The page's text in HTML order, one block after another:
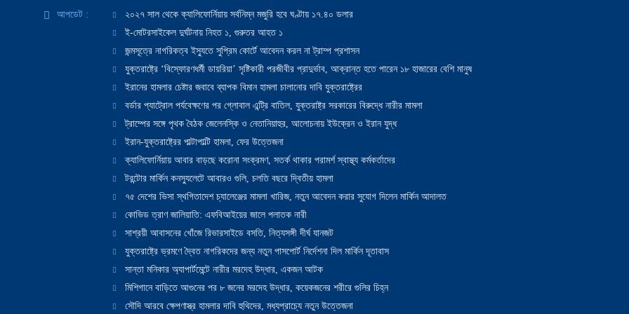
আপডেট :
২০২৭ সাল থেকে ক্যালিফোর্নিয়ায় সর্বনিম্ন মজুরি হবে ঘণ্টায় ১৭.৪০ ডলার
ই-মোটরসাইকেল দুর্ঘটনায় নিহত ১, গুরুতর আহত ১
জন্মসূত্রে নাগরিকত্ব ইস্যুতে সুপ্রিম কোর্টে আবেদন করল না ট্রাম্প প্রশাসন
যুক্তরাষ্ট্রে ‘বিস্ফোরণধর্মী ডায়রিয়া’ সৃষ্টিকারী পরজীবীর প্রাদুর্ভাব, আক্রান্ত হতে পারেন ১৮ হাজারের বেশি মানুষ
ইরানের হামলার চেষ্টার জবাবে ব্যাপক বিমান হামলা চালানোর দাবি যুক্তরাষ্ট্রের
বর্ডার প্যাট্রোল পর্যবেক্ষণের পর গ্লোবাল এন্ট্রি বাতিল, যুক্তরাষ্ট্র সরকারের বিরুদ্ধে নারীর মামলা
ট্রাম্পের সঙ্গে পৃথক বৈঠক জেলেনস্কি ও নেতানিয়াহুর, আলোচনায় ইউক্রেন ও ইরান যুদ্ধ
ইরান-যুক্তরাষ্ট্রের পাল্টাপাল্টি হামলা, ফের উত্তেজনা
ক্যালিফোর্নিয়ায় আবার বাড়ছে করোনা সংক্রমণ, সতর্ক থাকার পরামর্শ স্বাস্থ্য কর্মকর্তাদের
টরন্টোর মার্কিন কনস্যুলেটে আবারও গুলি, চলতি বছরে দ্বিতীয় হামলা
৭৫ দেশের ভিসা স্থগিতাদেশ চ্যালেঞ্জের মামলা খারিজ, নতুন আবেদন করার সুযোগ দিলেন মার্কিন আদালত
কোভিড ত্রাণ জালিয়াতি: এফবিআইয়ের জালে পলাতক নারী
সাশ্রয়ী আবাসনের খোঁজে রিভারসাইডে বসতি, নিত্যসঙ্গী দীর্ঘ যানজট
যুক্তরাষ্ট্রে ভ্রমণে দ্বৈত নাগরিকদের জন্য নতুন পাসপোর্ট নির্দেশনা দিল মার্কিন দূতাবাস
সান্তা মনিকার অ্যাপার্টমেন্টে নারীর মরদেহ উদ্ধার, একজন আটক
মিশিগানে বাড়িতে আগুনের পর ৮ জনের মরদেহ উদ্ধার, কয়েকজনের শরীরে গুলির চিহ্ন
সৌদি আরবে ক্ষেপণাস্ত্র হামলার দাবি হুথিদের, মধ্যপ্রাচ্যে নতুন উত্তেজনা